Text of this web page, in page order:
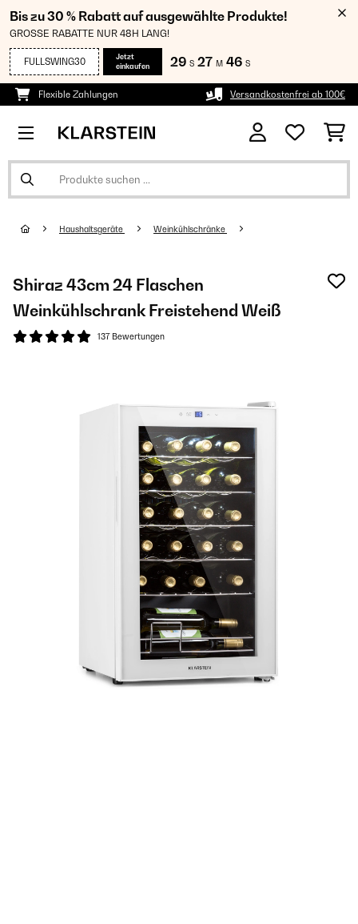
Bis zu 30 % Rabatt auf ausgewählte Produkte!
GROSSE RABATTE NUR 48H LANG!
FULLSWING30
Jetzt
einkaufen
29 S 27 M 46 S
Flexible Zahlungen Versandkostenfrei ab 100€
Haushaltsgeräte Weinkühlschränke
Shiraz 43cm 24 Flaschen
Weinkühlschrank Freistehend​ Weiß
137 Bewertungen